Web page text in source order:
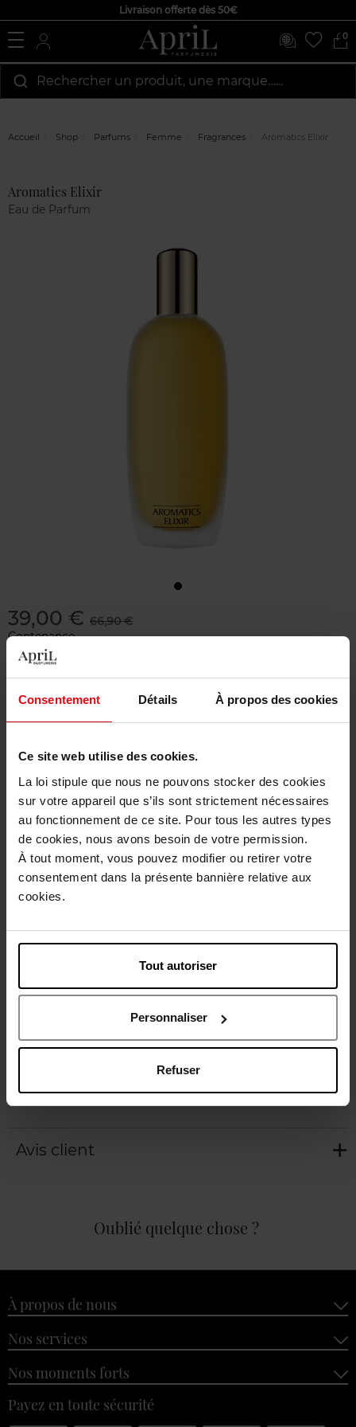
Consentement Détails À propos des cookies
Ce site web utilise des cookies.
La loi stipule que nous ne pouvons stocker des cookies
sur votre appareil que s’ils sont strictement nécessaires
au fonctionnement de ce site. Pour tous les autres types
de cookies, nous avons besoin de votre permission.
À tout moment, vous pouvez modifier ou retirer votre
consentement dans la présente bannière relative aux
cookies.
Tout autoriser
Personnaliser
Refuser
Livraison offerte dès 50€
0
Rechercher un produit, une marque…...
Accueil Shop Parfums Femme Fragrances Aromatics Elixir
Aromatics Elixir
Eau de Parfum
39,00 € 66,90 €
Contenance
25 ML
Quantité
Livraison
Cet article n'est plus disponible pour le moment
Etre prévenu de la disponibilité
Livraison gratuite à partir de 50€
Retour gratuit dans votre magasin
Description
Caractéristiques
Avis client
Oublié quelque chose ?
À propos de nous
Nos services
Nos moments forts
Payez en toute sécurité